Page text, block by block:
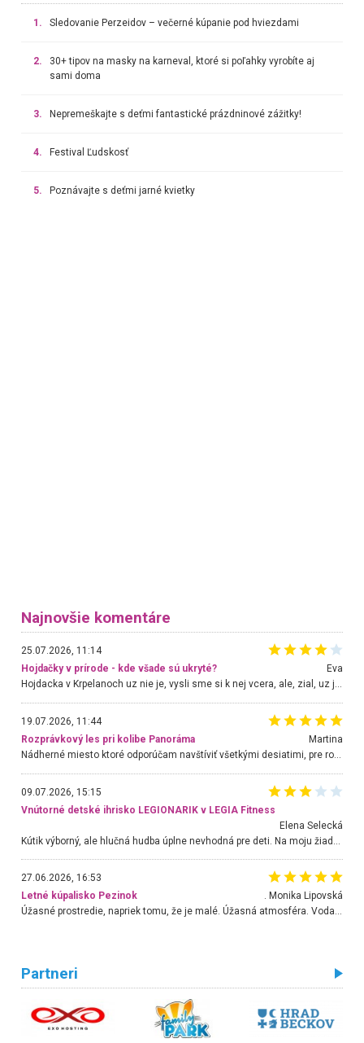
1. Sledovanie Perzeidov – večerné kúpanie pod hviezdami
2.
30+ tipov na masky na karneval, ktoré si poľahky vyrobíte aj
sami doma
3. Nepremeškajte s deťmi fantastické prázdninové zážitky!
4. Festival Ľudskosť
5. Poznávajte s deťmi jarné kvietky
Najnovšie komentáre
25.07.2026, 11:14
Hojdačky v prírode - kde všade sú ukryté?
Eva
Hojdacka v Krpelanoch uz nie je, vysli sme si k nej vcera, ale, zial, uz je znicena. Ak sem planujete cestu len kvoli hojdacke, mozete si ju usetrit. Krasny vyhlad je tu vsak aj bez hojdacky :-)
19.07.2026, 11:44
Rozprávkový les pri kolibe Panoráma
Martina
Nádherné miesto ktoré odporúčam navštíviť všetkými desiatimi, pre rodiny s deťmi, dôchodcom... Proste a jednoducho ozaj rozprávkový les.. určite ešte prídeme. Odniesli sme si na pamiatku krásne tričká,
09.07.2026, 15:15
Vnútorné detské ihrisko LEGIONARIK v LEGIA Fitness
Elena Selecká
27.06.2026, 16:53
Letné kúpalisko Pezinok
. Monika Lipovská
Úžasné prostredie, napriek tomu, že je malé. Úžasná atmosféra. Voda fantastická a nádherná. Ľudí je pomerne veľa, ale su mili a ohľaduplní. Je veľmi zaujímavé sledovať, ako dokážu spolu športovať cudzí ľudia a bez ohľadu na vek. Vládne tu pohoda. Vnuka neviem dostať z vody. Ďakujem za krásny deň . Urcite sa sem vrátim. Jediný problém je s parkovaním, ale aj ten sa mi podarilo vyriešiť. Monika Bratislava
Partneri